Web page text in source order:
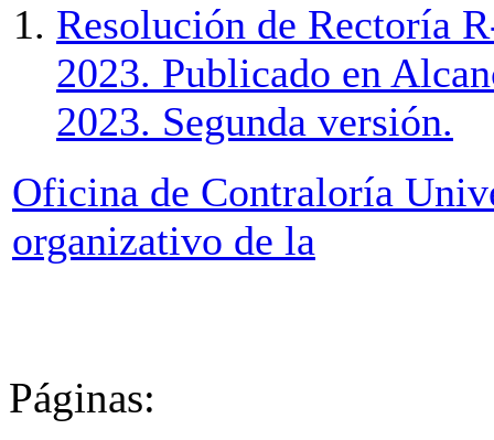
Resolución de Rectoría
2023. Publicado en
2023. Segunda versión.
Oficina de Contraloría
organizativo de la
Páginas: